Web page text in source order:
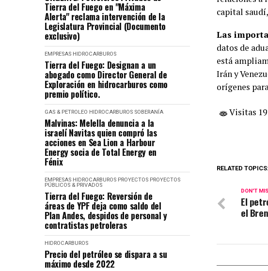
Tierra del Fuego en "Máxima
Alerta" reclama intervención de la
Legislatura Provincial (Documento
exclusivo)
EMPRESAS HIDROCARBUROS
Tierra del Fuego: Designan a un
abogado como Director General de
Exploración en hidrocarburos como
premio político.
GAS & PETROLEO HIDROCARBUROS SOBERANÍA
Malvinas: Melella denuncia a la
israelí Navitas quien compró las
acciones en Sea Lion a Harbour
Energy socia de Total Energy en
Fénix
EMPRESAS HIDROCARBUROS PROYECTOS PROYECTOS
PÚBLICOS & PRIVADOS
Tierra del Fuego: Reversión de
áreas de YPF deja como saldo del
Plan Andes, despidos de personal y
contratistas petroleras
HIDROCARBUROS
Precio del petróleo se dispara a su
máximo desde 2022
capital
Las
datos de
está
Irán y
orígenes
Visitas
RELATED TOPICS:
DON'T
El
el